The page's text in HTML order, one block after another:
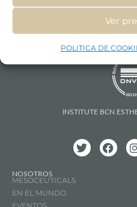
Ver
POLITICA DE
INSTITUTE BCN
NOSOTROS
MESOCEUTICALS
EN EL MUNDO